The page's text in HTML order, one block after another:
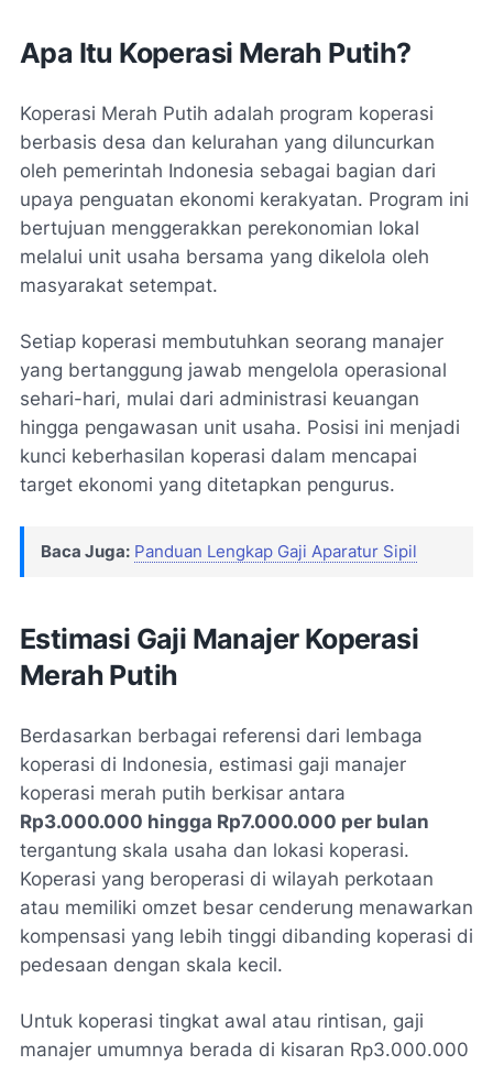
Apa Itu Koperasi Merah Putih?
Koperasi Merah Putih adalah program koperasi
berbasis desa dan kelurahan yang diluncurkan
oleh pemerintah Indonesia sebagai bagian dari
upaya penguatan ekonomi kerakyatan. Program ini
bertujuan menggerakkan perekonomian lokal
melalui unit usaha bersama yang dikelola oleh
masyarakat setempat.
Setiap koperasi membutuhkan seorang manajer
yang bertanggung jawab mengelola operasional
sehari-hari, mulai dari administrasi keuangan
hingga pengawasan unit usaha. Posisi ini menjadi
kunci keberhasilan koperasi dalam mencapai
target ekonomi yang ditetapkan pengurus.
Baca Juga: Panduan Lengkap Gaji Aparatur Sipil
Estimasi Gaji Manajer Koperasi
Merah Putih
Berdasarkan berbagai referensi dari lembaga
koperasi di Indonesia, estimasi gaji manajer
koperasi merah putih berkisar antara
Rp3.000.000 hingga Rp7.000.000 per bulan
tergantung skala usaha dan lokasi koperasi.
Koperasi yang beroperasi di wilayah perkotaan
atau memiliki omzet besar cenderung menawarkan
kompensasi yang lebih tinggi dibanding koperasi di
pedesaan dengan skala kecil.
Untuk koperasi tingkat awal atau rintisan, gaji
manajer umumnya berada di kisaran Rp3.000.000